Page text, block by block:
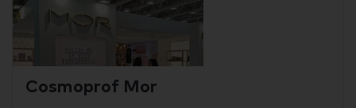
Cosmoprof Mor